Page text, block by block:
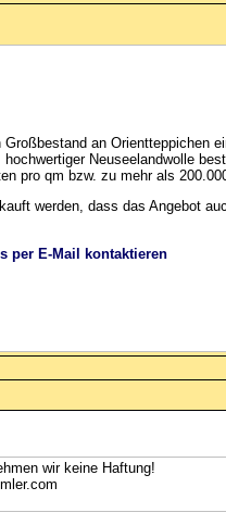
an Orientteppichen
Neuseelandwolle
pro qm bzw. zu mehr als
werden, dass das Angebot
per E-Mail kontaktieren
wir keine Haftung!